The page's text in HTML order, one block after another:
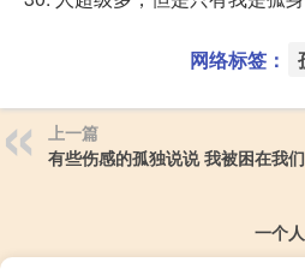
网络标签：
上一篇
有些伤感的孤独说说 我被困在我
一个